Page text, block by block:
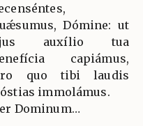
Dómine: ut
auxílio tua
capiámus,
quo tibi laudis
immolámus.
Dominum…